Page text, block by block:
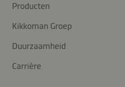
Producten
Kikkoman Groep
Duurzaamheid
Carrière